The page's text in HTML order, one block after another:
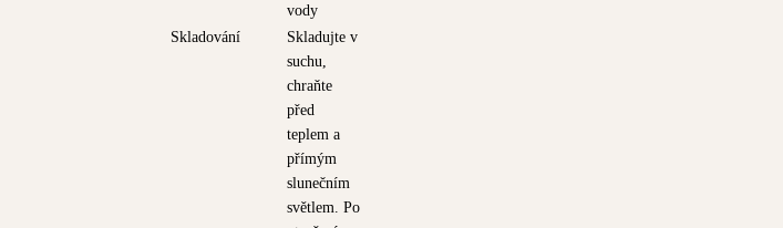
vody
Skladování
Skladujte v
suchu,
chraňte
před
teplem a
přímým
slunečním
světlem. Po